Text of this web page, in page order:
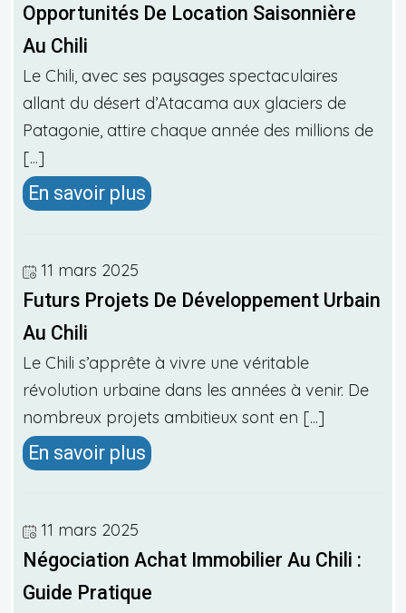
Opportunités De Location Saisonnière
Au Chili
Le Chili, avec ses paysages spectaculaires
allant du désert d’Atacama aux glaciers de
Patagonie, attire chaque année des millions de
[...]
En savoir plus
11 mars 2025
Futurs Projets De Développement Urbain
Au Chili
Le Chili s’apprête à vivre une véritable
révolution urbaine dans les années à venir. De
nombreux projets ambitieux sont en [...]
En savoir plus
11 mars 2025
Négociation Achat Immobilier Au Chili :
Guide Pratique